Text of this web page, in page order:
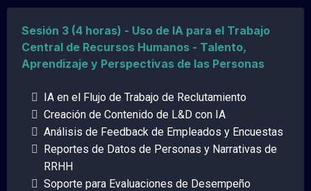
Sesión 3 (4 horas) - Uso de IA para el Trabajo
Central de Recursos Humanos - Talento,
Aprendizaje y Perspectivas de las Personas
IA en el Flujo de Trabajo de Reclutamiento
Creación de Contenido de L&D con IA
Análisis de Feedback de Empleados y Encuestas
Reportes de Datos de Personas y Narrativas de
RRHH
Soporte para Evaluaciones de Desempeño